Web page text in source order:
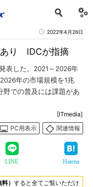
2022年4月26日
あり IDCが指摘
表した。2021～2026年
年の市場規模を1兆
野での普及には課題があ
[ITmedia]
PC用表示
関連情報
LINE Hatena
） すると全てご覧いただけ